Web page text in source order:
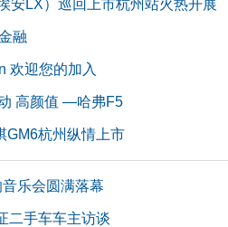
安LX）巡回上市杭州站火热开展
融
欢迎您的加入
高颜值 —哈弗F5
GM6杭州纵情上市
乐会圆满落幕
二手车车主访谈